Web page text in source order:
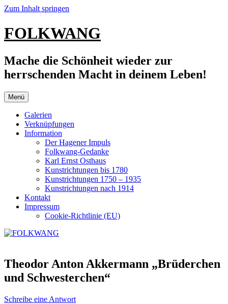
Zum Inhalt springen
FOLKWANG
Mache die Schönheit wieder zur
herrschenden Macht in deinem Leben!
Menü
Galerien
Verknüpfungen
Information
Der Hagener Impuls
Folkwang-Gedanke
Karl Ernst Osthaus
Kunstrichtungen bis 1780
Kunstrichtungen 1750 – 1935
Kunstrichtungen nach 1914
Kontakt
Impressum
Cookie-Richtlinie (EU)
Theodor Anton Akkermann „Brüderchen
und Schwesterchen“
Schreibe eine Antwort